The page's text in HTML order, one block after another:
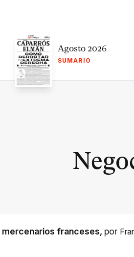
Agosto 2026
SUMARIO
mercenarios franceses, por